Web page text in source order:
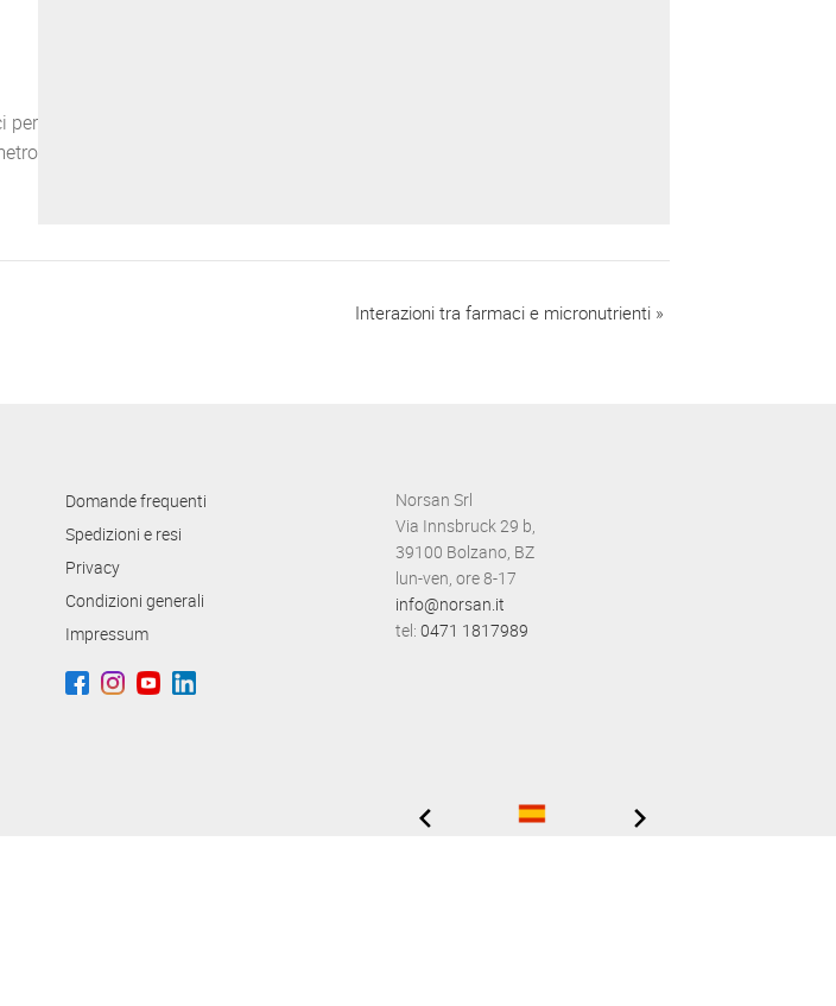
per
Interazioni tra farmaci e micronutrienti »
Domande frequenti
Spedizioni e resi
Privacy
Condizioni generali
Impressum
Norsan Srl
Via Innsbruck 29 b,
39100 Bolzano, BZ
lun-ven, ore 8-17
info@norsan.it
tel: 0471 1817989